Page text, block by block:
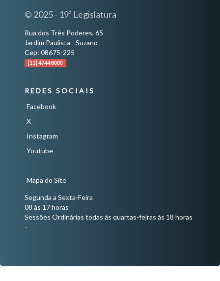
© 2025 - 19ª Legislatura
Rua dos Três Poderes, 65
Jardim Paulista - Suzano
Cep: 08675-225
[11] 4744 8000
REDES SOCIAIS
Facebook
X
Instagram
Youtube
Mapa do Site
Segunda a Sexta-Feira
08 às 17 horas
Sessões Ordinárias todas às quartas-feiras às 18 horas
-